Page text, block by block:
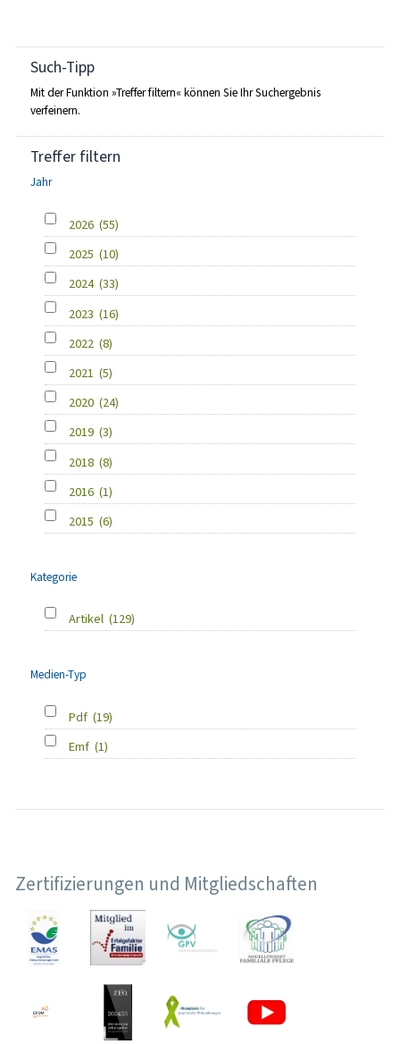
Such-Tipp
Mit der Funktion »Treffer filtern« können Sie Ihr Suchergebnis
verfeinern.
Treffer filtern
Jahr
2026 (55)
2025 (10)
2024 (33)
2023 (16)
2022 (8)
2021 (5)
2020 (24)
2019 (3)
2018 (8)
2016 (1)
2015 (6)
Kategorie
Artikel (129)
Medien-Typ
Pdf (19)
Emf (1)
Zertifizierungen und Mitgliedschaften